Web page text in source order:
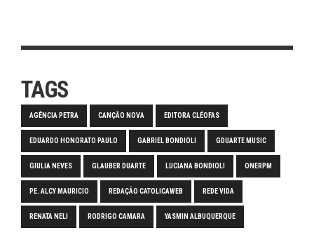
TAGS
AGÊNCIA PETRA CANÇÃO NOVA EDITORA CLÉOFAS
EDUARDO HONORATO PAULO GABRIEL BONDIOLI GDUARTE MUSIC
GIULIA NEVES GLAUBER DUARTE LUCIANA BONDIOLI ONERPM
PE. ALCY MAURICIO REDAÇÃO CATOLICAWEB REDE VIDA
RENATA NELI RODRIGO CAMARA YASMIN ALBUQUERQUE